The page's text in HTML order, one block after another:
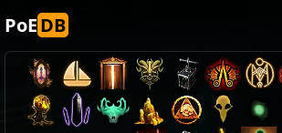
PoEDB